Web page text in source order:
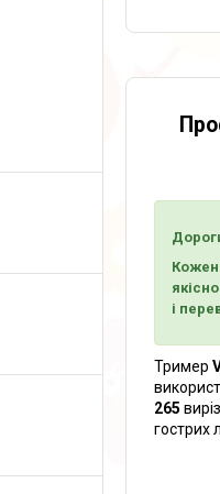
Кожен
і
Тример
265
гострих